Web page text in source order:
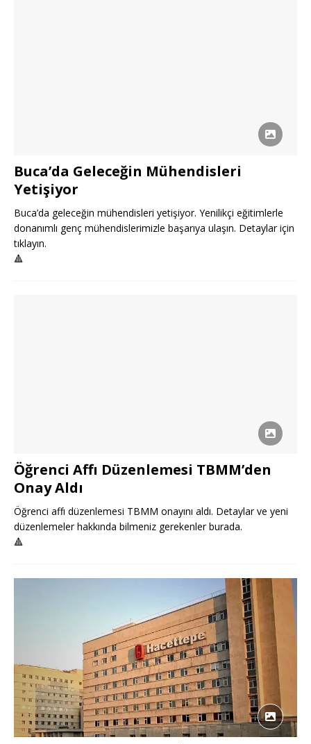
Buca’da Geleceğin Mühendisleri
Yetişiyor
Buca’da geleceğin mühendisleri yetişiyor. Yenilikçi eğitimlerle
donanımlı genç mühendislerimizle başarıya ulaşın. Detaylar için
tıklayın.
🔺
Öğrenci Affı Düzenlemesi TBMM’den
Onay Aldı
Öğrenci affı düzenlemesi TBMM onayını aldı. Detaylar ve yeni
düzenlemeler hakkında bilmeniz gerekenler burada.
🔺